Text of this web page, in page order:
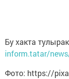
Бу хакта
inform.tatar/
Фото: https://